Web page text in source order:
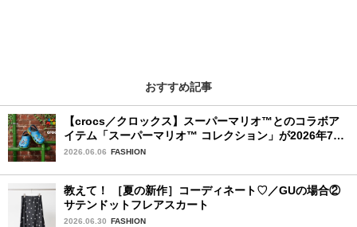
おすすめ記事
【crocs／クロックス】スーパーマリオ™とのコラボア
イテム「スーパーマリオ™ コレクション」が2026年7月
16日より発売開始！
2026.06.06 FASHION
教えて！ ［夏の新作］コーディネート♡／GUの場合②
サテンドットフレアスカート
2026.06.30 FASHION